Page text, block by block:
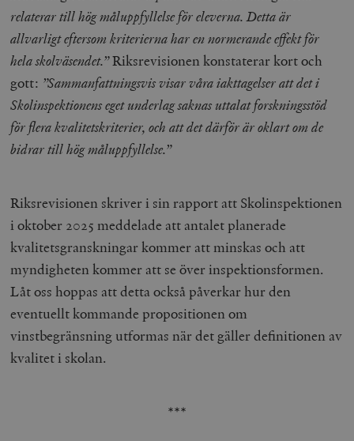
relaterar till hög måluppfyllelse för eleverna. Detta är
allvarligt eftersom kriterierna har en normerande effekt för
hela skolväsendet.”Riksrevisionen konstaterar kort och
gott: ”Sammanfattningsvis visar våra iakttagelser att det i
Skolinspektionens eget underlag saknas uttalat forskningsstöd
för flera kvalitetskriterier, och att det därför är oklart om de
bidrar till hög måluppfyllelse.”
Riksrevisionen skriver i sin rapport att Skolinspektionen
i oktober 2025 meddelade att antalet planerade
kvalitetsgranskningar kommer att minskas och att
myndigheten kommer att se över inspektionsformen.
Låt oss hoppas att detta också påverkar hur den
eventuellt kommande propositionen om
vinstbegränsning utformas när det gäller definitionen av
kvalitet i skolan.
***